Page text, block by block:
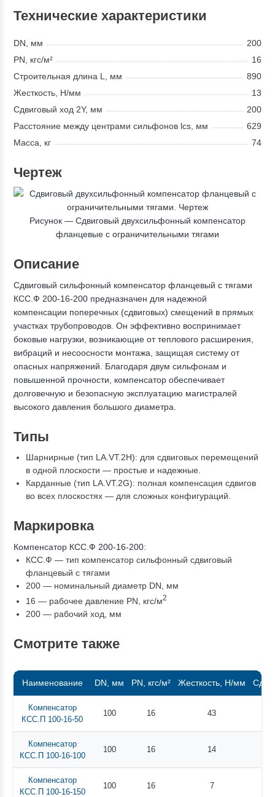
Технические характеристики
DN, мм
200
PN, кгс/м²
16
Строительная длина L, мм
890
Жесткость, Н/мм
13
Сдвиговый ход 2Y, мм
200
Расстояние между центрами сильфонов lcs, мм
629
Масса, кг
74
Чертеж
Рисунок — Сдвиговый двухсильфонный компенсатор
фланцевые с ограничительными тягами
Описание
Сдвиговый сильфонный компенсатор фланцевый с тягами
КСС.Ф 200-16-200 предназначен для надежной
компенсации поперечных (сдвиговых) смещений в прямых
участках трубопроводов. Он эффективно воспринимает
боковые нагрузки, возникающие от теплового расширения,
вибраций и несоосности монтажа, защищая систему от
опасных напряжений. Благодаря двум сильфонам и
повышенной прочности, компенсатор обеспечивает
долговечную и безопасную эксплуатацию магистралей
высокого давления большого диаметра.
Типы
Шарнирные (тип LA.VT.2H): для сдвиговых перемещений
в одной плоскости — простые и надежные.
Карданные (тип LA.VT.2G): полная компенсация сдвигов
во всех плоскостях — для сложных конфигураций.
Маркировка
Компенсатор КСС.Ф 200-16-200:
КСС.Ф — тип компенсатор сильфонный сдвиговый
фланцевый с тягами
200 — номинальный диаметр DN, мм
16 — рабочее давление PN, кгc/м2
200 — рабочий ход, мм
Смотрите также
Наименование DN, мм PN, кгс/м² Жесткость, Н/мм
Компенсатор
КСС.П 100-16-50
100 16 43
Компенсатор
КСС.П 100-16-100
100 16 14
Компенсатор
КСС.П 100-16-150
100 16 7